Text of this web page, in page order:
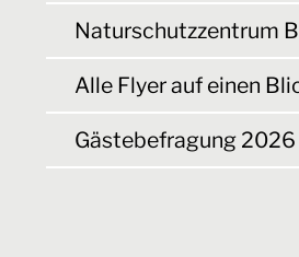
Naturschutzzentrum
Alle Flyer auf einen
Gästebefragung 2026